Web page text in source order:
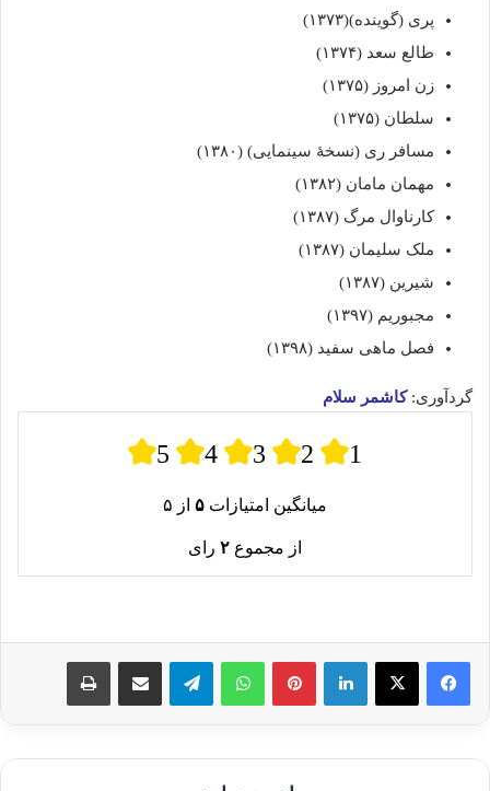
پری (گوینده)(۱۳۷۳)
طالع سعد (۱۳۷۴)
زن امروز (۱۳۷۵)
سلطان (۱۳۷۵)
مسافر ری (نسخهٔ سینمایی) (۱۳۸۰)
مهمان مامان (۱۳۸۲)
کارناوال مرگ (۱۳۸۷)
ملک سلیمان (۱۳۸۷)
شیرین (۱۳۸۷)
مجبوریم (۱۳۹۷)
فصل ماهی سفید (۱۳۹۸)
گردآوری: کاشمر سلام
5 4 3 2 1
میانگین امتیازات ۵ از ۵
از مجموع ۲ رای
لینکدین پینترستواتس آپ تلگرام اشتراک گذاری از طریق ایمیل چاپ